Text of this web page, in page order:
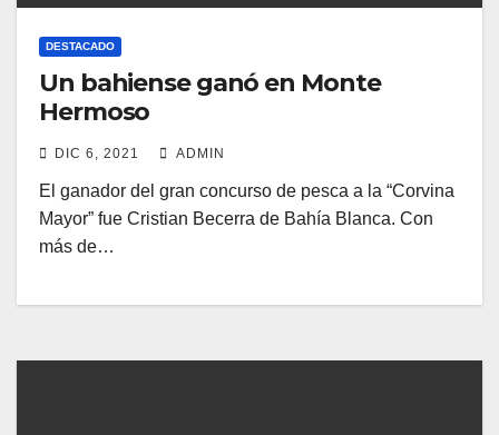
DESTACADO
Un bahiense ganó en Monte
Hermoso
DIC 6, 2021 ADMIN
El ganador del gran concurso de pesca a la “Corvina
Mayor” fue Cristian Becerra de Bahía Blanca. Con
más de…